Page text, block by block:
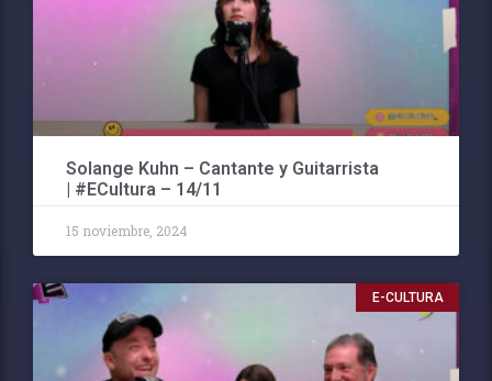
Solange Kuhn – Cantante y Guitarrista
| #ECultura – 14/11
15 noviembre, 2024
E-CULTURA